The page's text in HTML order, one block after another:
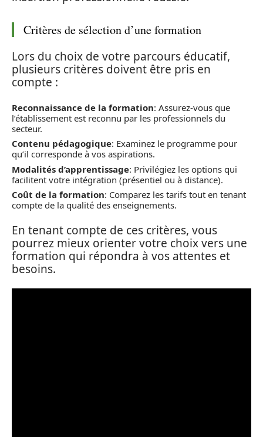
Critères de sélection d’une formation
Lors du choix de votre parcours éducatif,
plusieurs critères doivent être pris en
compte :
Reconnaissance de la formation: Assurez-vous que
l’établissement est reconnu par les professionnels du
secteur.
Contenu pédagogique: Examinez le programme pour
qu’il corresponde à vos aspirations.
Modalités d’apprentissage: Privilégiez les options qui
facilitent votre intégration (présentiel ou à distance).
Coût de la formation: Comparez les tarifs tout en tenant
compte de la qualité des enseignements.
En tenant compte de ces critères, vous
pourrez mieux orienter votre choix vers une
formation qui répondra à vos attentes et
besoins.